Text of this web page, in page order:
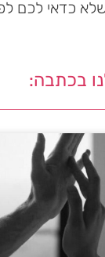
שלא כדאי לכם
בכתבה: